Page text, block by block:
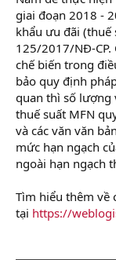
giai đoạn 2018 -
khẩu ưu đãi (thuế
125/2017/NĐ-CP.
chế biến trong
bảo quy định
quan thì số lượng
thuế suất MFN
và các văn văn
mức hạn ngạch
ngoài hạn ngạch
Tìm hiểu thêm về
tại https://